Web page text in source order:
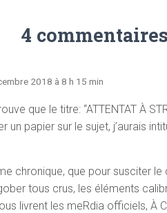
4 commentaires
2018 à 8 h 15 min
que le titre: “ATTENTAT À
un papier sur le sujet, j’aurais
chronique, que pour susciter le
tous crus, les éléments
livrent les meRdia officiels, À